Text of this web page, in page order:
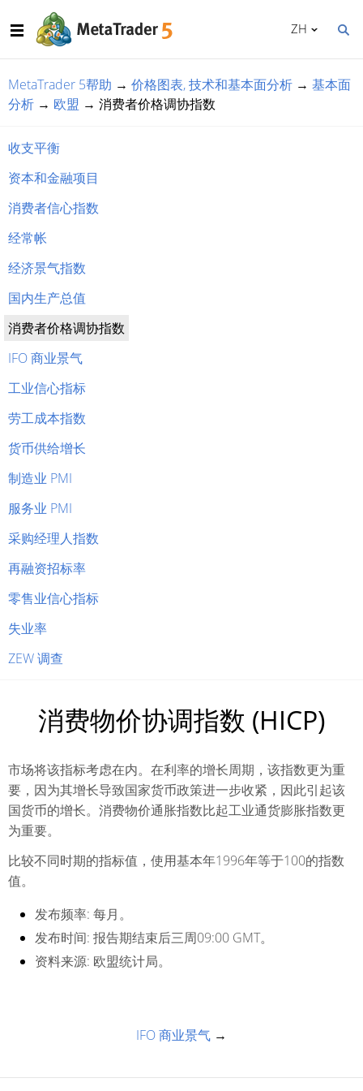
ZH
MetaTrader 5帮助 → 价格图表, 技术和基本面分析 → 基本面
分析 → 欧盟 → 消费者价格调协指数
收支平衡
资本和金融项目
消费者信心指数
经常帐
经济景气指数
国内生产总值
消费者价格调协指数
IFO 商业景气
工业信心指标
劳工成本指数
货币供给增长
制造业 PMI
服务业 PMI
采购经理人指数
再融资招标率
零售业信心指标
失业率
ZEW 调查
消费物价协调指数 (HICP)
市场将该指标考虑在内。在利率的增长周期，该指数更为重
要，因为其增长导致国家货币政策进一步收紧，因此引起该
国货币的增长。消费物价通胀指数比起工业通货膨胀指数更
为重要。
比较不同时期的指标值，使用基本年1996年等于100的指数
值。
发布频率: 每月。
发布时间: 报告期结束后三周09:00 GMT。
资料来源: 欧盟统计局。
IFO 商业景气 →